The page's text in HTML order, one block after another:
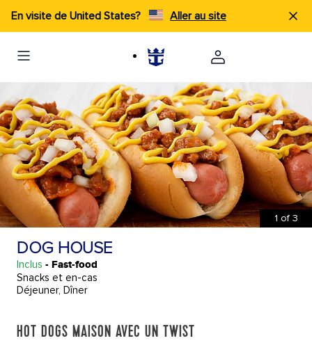
En visite de United States? Aller au site
1 of 3
DOG HOUSE
Inclus - Fast-food
Snacks et en-cas
Déjeuner, Dîner
HOT DOGS MAISON AVEC UN TWIST